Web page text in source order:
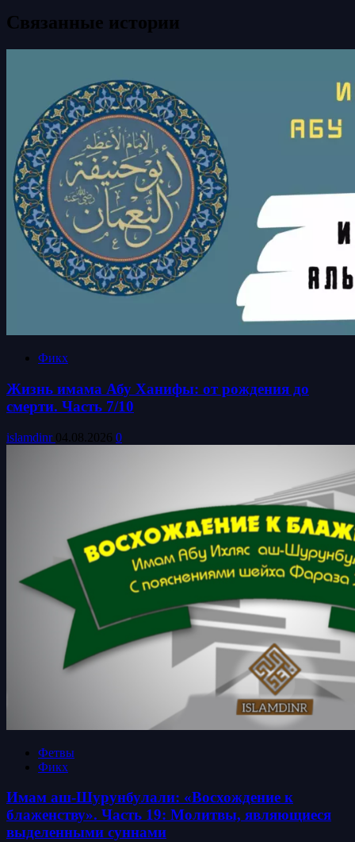
Связанные истории
Фикх
Жизнь имама Абу Ханифы: от рождения до
смерти. Часть 7/10
islamdinr 04.08.2026 0
Фетвы
Фикх
Имам аш-Шурунбулали: «Восхождение к
блаженству». Часть 19: Молитвы, являющиеся
выделенными суннами